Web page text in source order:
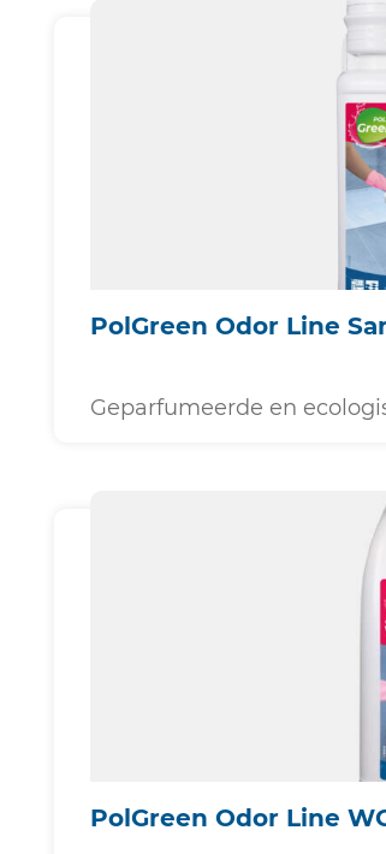
PolGreen Odor Line
Geparfumeerde en
PolGreen Odor Line